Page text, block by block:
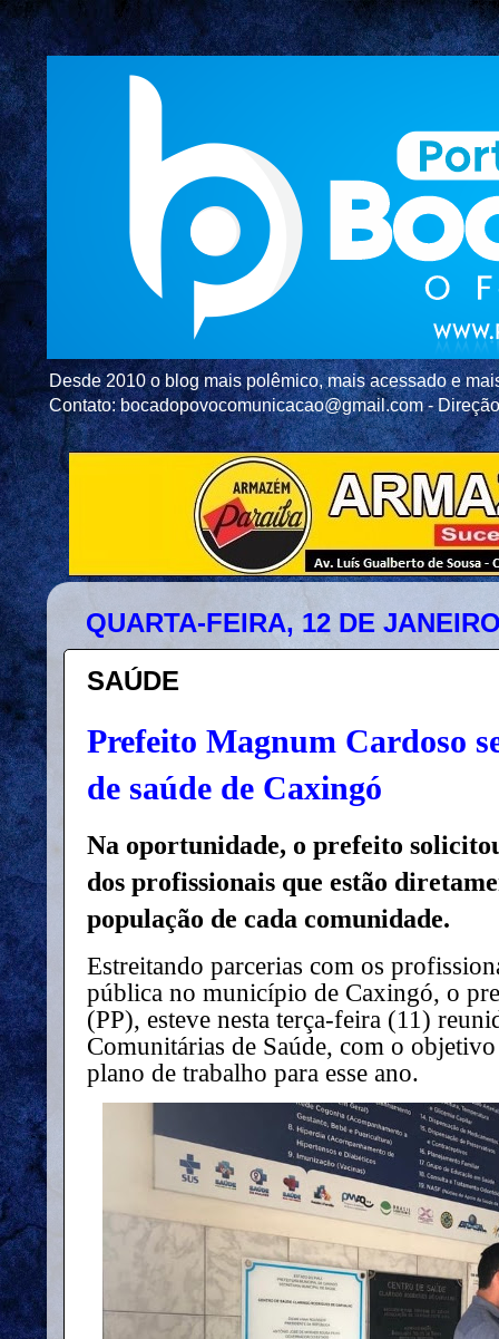
Desde 2010 o blog mais polêmico, mais acessado e
Contato: bocadopovocomunicacao@gmail.com -
QUARTA-FEIRA, 12 DE
SAÚDE
Prefeito Magnum Cardoso
de saúde de Caxingó
Na oportunidade, o prefeito
dos profissionais que estão
população de cada comunidade.
Estreitando parcerias com os
pública no município de Caxingó, o
(PP), esteve nesta terça-feira (11)
Comunitárias de Saúde, com o
plano de trabalho para esse ano.